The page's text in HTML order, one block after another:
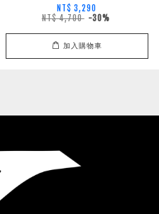
NT$ 3,290
NT$ 4,700 -30%
加入購物車